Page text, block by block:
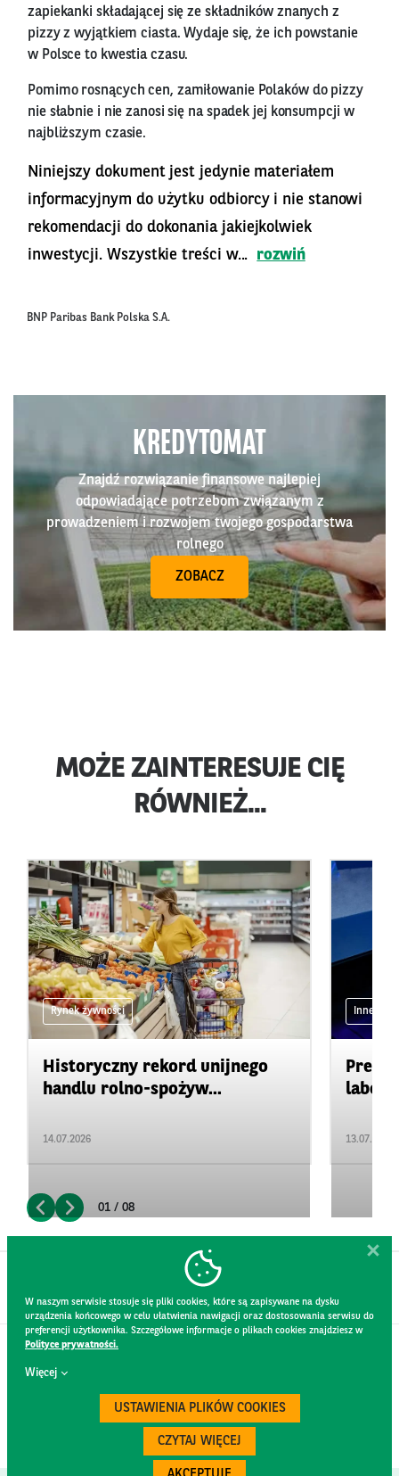
zapiekanki składającej się ze składników znanych z
pizzy z wyjątkiem ciasta. Wydaje się, że ich powstanie
w Polsce to kwestia czasu.
Pomimo rosnących cen, zamiłowanie Polaków do pizzy
nie słabnie i nie zanosi się na spadek jej konsumpcji w
najbliższym czasie.
Niniejszy dokument jest jedynie materiałem
informacyjnym do użytku odbiorcy i nie stanowi
rekomendacji do dokonania jakiejkolwiek
inwestycji. Wszystkie treści w...
rozwiń
BNP Paribas Bank Polska S.A.
KREDYTOMAT
Znajdź rozwiązanie finansowe najlepiej
odpowiadające potrzebom związanym z
prowadzeniem i rozwojem twojego gospodarstwa
rolnego
ZOBACZ
MOŻE ZAINTERESUJE CIĘ
RÓWNIEŻ...
Rynek żywności
Historyczny rekord unijnego
handlu rolno-spożyw...
14.07.2026
Inne
13.07.2026
01 / 08
W naszym serwisie stosuje się pliki cookies, które są zapisywane na dysku
urządzenia końcowego w celu ułatwienia nawigacji oraz dostosowania serwisu do
preferencji użytkownika. Szczegółowe informacje o plikach cookies znajdziesz w
Polityce prywatności.
Więcej
USTAWIENIA PLIKÓW COOKIES
CZYTAJ WIĘCEJ
REGULAMIN STRONY
POLITYKA PRYWATNOŚCI